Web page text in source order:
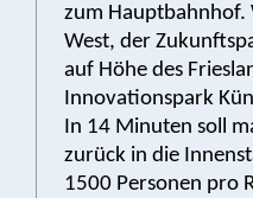
zum Hauptbahnhof.
West, der
auf Höhe des
Innovationspark
In 14 Minuten soll
zurück in die
1500 Personen pro